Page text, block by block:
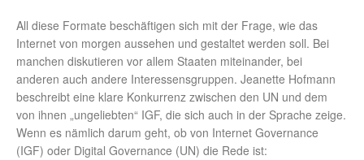
All diese Formate beschäftigen sich mit der Frage, wie das
Internet von morgen aussehen und gestaltet werden soll. Bei
manchen diskutieren vor allem Staaten miteinander, bei
anderen auch andere Interessensgruppen. Jeanette Hofmann
beschreibt eine klare Konkurrenz zwischen den UN und dem
von ihnen „ungeliebten“ IGF, die sich auch in der Sprache zeige.
Wenn es nämlich darum geht, ob von Internet Governance
(IGF) oder Digital Governance (UN) die Rede ist: